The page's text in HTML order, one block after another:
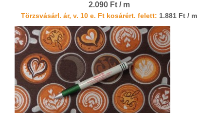
2.090 Ft / m
Törzsvásárl. ár, v. 10 e. Ft kosárért. felett: 1.881 Ft / m